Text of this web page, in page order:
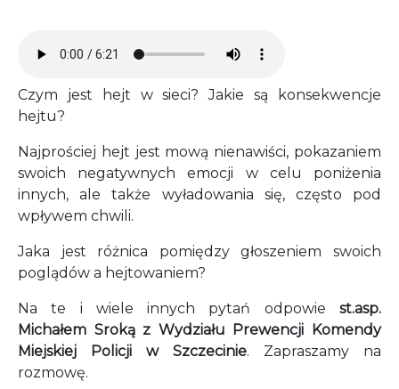
Czym jest hejt w sieci? Jakie są konsekwencje
hejtu?
Najprościej hejt jest mową nienawiści, pokazaniem
swoich negatywnych emocji w celu poniżenia
innych, ale także wyładowania się, często pod
wpływem chwili.
Jaka jest różnica pomiędzy głoszeniem swoich
poglądów a hejtowaniem?
Na te i wiele innych pytań odpowie st.asp.
Michałem Sroką z Wydziału Prewencji Komendy
Miejskiej Policji w Szczecinie. Zapraszamy na
rozmowę.